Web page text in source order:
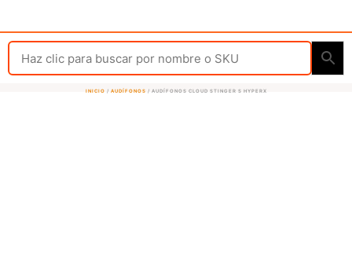
INICIO / AUDÍFONOS / AUDÍFONOS CLOUD STINGER S HYPERX